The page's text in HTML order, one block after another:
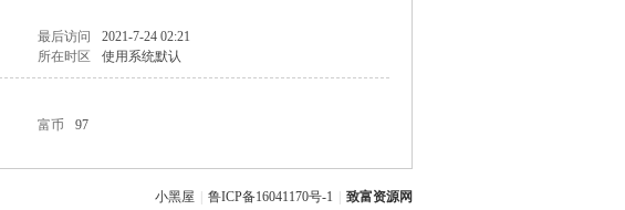
最后访问
2021-7-24 02:21
所在时区 使用系统默认
富币 97
小黑屋 鲁ICP备16041170号-1 致富资源网